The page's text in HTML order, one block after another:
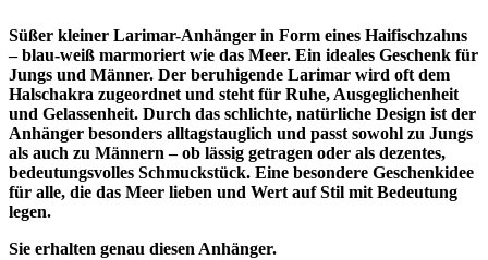
Süßer kleiner Larimar-Anhänger in Form eines Haifischzahns
– blau-weiß marmoriert wie das Meer. Ein ideales Geschenk für
Jungs und Männer. Der beruhigende Larimar wird oft dem
Halschakra zugeordnet und steht für Ruhe, Ausgeglichenheit
und Gelassenheit. Durch das schlichte, natürliche Design ist der
Anhänger besonders alltagstauglich und passt sowohl zu Jungs
als auch zu Männern – ob lässig getragen oder als dezentes,
bedeutungsvolles Schmuckstück. Eine besondere Geschenkidee
für alle, die das Meer lieben und Wert auf Stil mit Bedeutung
legen.
Sie erhalten genau diesen Anhänger.